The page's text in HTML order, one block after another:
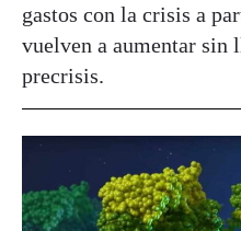
gastos con la crisis a
vuelven a aumentar sin
precrisis.